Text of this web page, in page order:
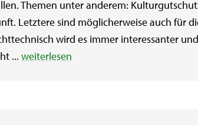
Themen unter anderem:
Letztere sind möglicherweise auch für
wird es immer interessanter
... weiterlesen